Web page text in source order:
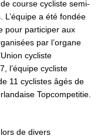
course cycliste semi-
L’équipe a été fondée
pour participer aux
par l’organe
cycliste
l’équipe cycliste
11 cyclistes âgés de
Topcompetitie.
de divers